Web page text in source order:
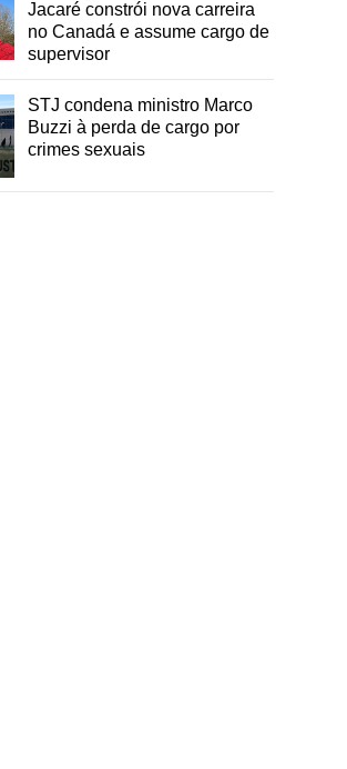
Jacaré constrói nova carreira
no Canadá e assume cargo de
supervisor
STJ condena ministro Marco
Buzzi à perda de cargo por
crimes sexuais